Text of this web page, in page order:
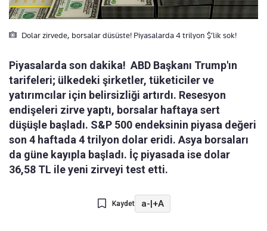
Dolar zirvede, borsalar düsüste! Piyasalarda 4 trilyon $’lik sok!
Piyasalarda son dakika! ABD Başkanı Trump'ın
tarifeleri; ülkedeki şirketler, tüketiciler ve
yatırımcılar için belirsizliği artırdı. Resesyon
endişeleri zirve yaptı, borsalar haftaya sert
düşüşle başladı. S&P 500 endeksinin piyasa değeri
son 4 haftada 4 trilyon dolar eridi. Asya borsaları
da güne kayıpla başladı. İç piyasada ise dolar
36,58 TL ile yeni zirveyi test etti.
Kaydet a-|+A